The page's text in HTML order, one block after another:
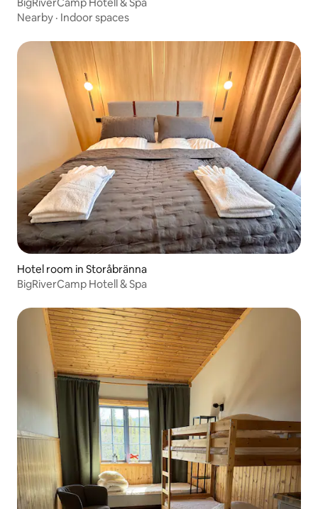
BigRiverCamp Hotell & Spa
Nearby · Indoor spaces
Hotel room in Storåbränna
BigRiverCamp Hotell & Spa